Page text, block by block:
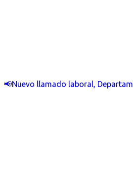
📢Nuevo llamado laboral,